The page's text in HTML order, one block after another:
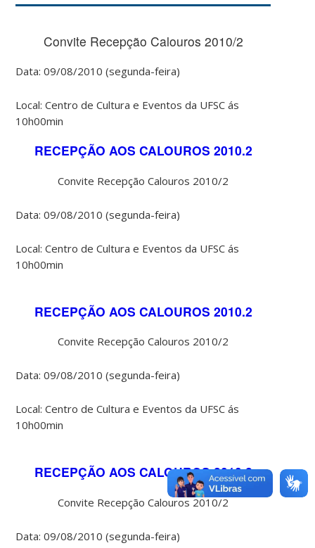
Convite Recepção Calouros 2010/2
Data: 09/08/2010 (segunda-feira)
Local: Centro de Cultura e Eventos da UFSC ás
10h00min
RECEPÇÃO AOS CALOUROS 2010.2
Convite Recepção Calouros 2010/2
Data: 09/08/2010 (segunda-feira)
Local: Centro de Cultura e Eventos da UFSC ás
10h00min
RECEPÇÃO AOS CALOUROS 2010.2
Convite Recepção Calouros 2010/2
Data: 09/08/2010 (segunda-feira)
Local: Centro de Cultura e Eventos da UFSC ás
10h00min
RECEPÇÃO AOS CALOUROS 2010.2
Convite Recepção Calouros 2010/2
Data: 09/08/2010 (segunda-feira)